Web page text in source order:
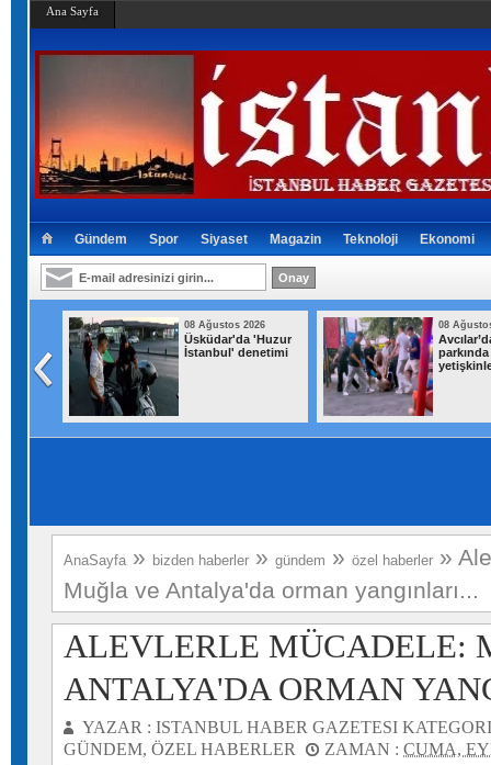
Ana Sayfa
Gündem Spor Siyaset Magazin Teknoloji Ekonomi
08 Ağustos 2026
Üsküdar'da 'Huzur
İstanbul' denetimi
08
parkında
AnaSayfa » bizden haberler » gündem » özel haberler »
Muğla ve Antalya'da orman yangınları...
ALEVLERLE MÜCADELE:
ANTALYA'DA ORMAN
YAZAR : ISTANBUL HABER GAZETESI
GÜNDEM, ÖZEL HABERLER ZAMAN : CUMA,